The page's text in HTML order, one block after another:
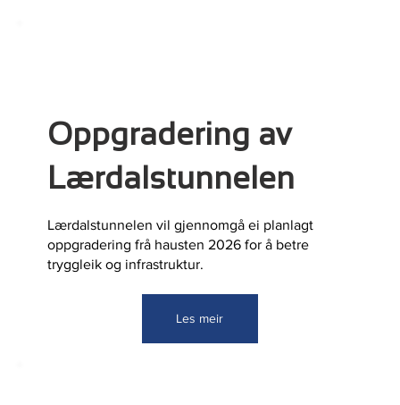
Oppgradering av
Lærdalstunnelen
Lærdalstunnelen vil gjennomgå ei planlagt
oppgradering frå hausten 2026 for å betre
tryggleik og infrastruktur.
Les meir